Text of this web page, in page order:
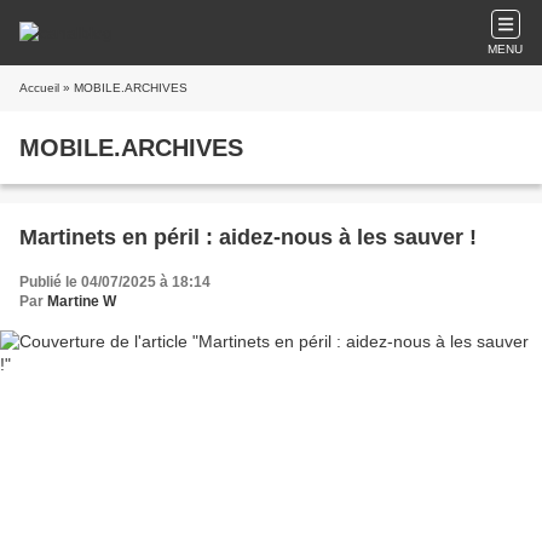
MENU
Accueil » MOBILE.ARCHIVES
MOBILE.ARCHIVES
Martinets en péril : aidez-nous à les sauver !
Publié le 04/07/2025 à 18:14
Par Martine W